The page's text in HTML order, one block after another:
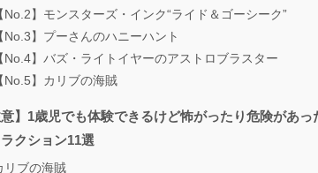
【No.2】モンスターズ・インク“ライド＆ゴーシーク”
【No.3】プーさんのハニーハント
【No.4】バズ・ライトイヤーのアストロブラスター
【No.5】カリブの海賊
意】1歳児でも体験できるけど怖がったり危険があ
クション11選
リブの海賊